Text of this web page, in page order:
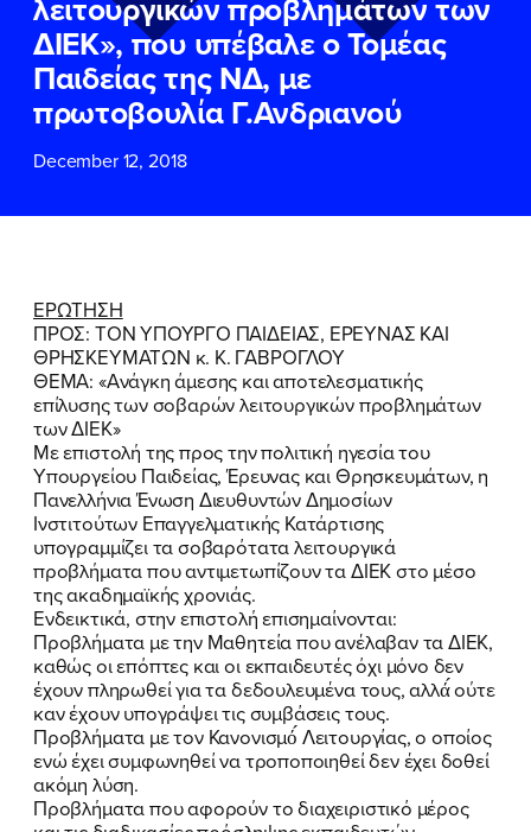
ΔΙΕΚ», που υπέβαλε ο Τομέας
Παιδείας της ΝΔ, με
πρωτοβουλία Γ.Ανδριανού
December 12, 2018
ΕΡΩΤΗΣΗ
ΠΡΟΣ: ΤΟΝ ΥΠΟΥΡΓΟ ΠΑΙΔΕΙΑΣ, ΕΡΕΥΝΑΣ ΚΑΙ
ΘΡΗΣΚΕΥΜΑΤΩΝ κ. Κ. ΓΑΒΡΟΓΛΟΥ
ΘΕΜΑ: «Ανάγκη άμεσης και αποτελεσματικής
επίλυσης των σοβαρών λειτουργικών προβλημάτων
των ΔΙΕΚ»
Με επιστολή της προς την πολιτική ηγεσία του
Υπουργείου Παιδείας, Έρευνας και Θρησκευμάτων, η
Πανελλήνια Ένωση Διευθυντών Δημοσίων
Ινστιτούτων Επαγγελματικής Κατάρτισης
υπογραμμίζει τα σοβαρότατα λειτουργικά
προβλήματα που αντιμετωπίζουν τα ΔΙΕΚ στο μέσο
της ακαδημαϊκής χρονιάς.
Ενδεικτικά, στην επιστολή επισημαίνονται:
Προβλήματα με την Μαθητεία που ανέλαβαν τα ΔΙΕΚ,
καθώς οι επόπτες και οι εκπαιδευτές όχι μόνο δεν
έχουν πληρωθεί για τα δεδουλευμένα τους, αλλά́ ούτε
καν έχουν υπογράψει τις συμβάσεις τους.
Προβλήματα με τον Κανονισμό́ Λειτουργίας, ο οποίος
ενώ έχει συμφωνηθεί να τροποποιηθεί δεν έχει δοθεί
ακόμη λύση.
Προβλήματα που αφορούν το διαχειριστικό μέρος
ΕΠΙΘΕΤΟ*
ΤΗΛΕΦΩΝΟ*
EMAIL
Πολιτικού Γραφείου της Βουλευτού
Νίκης Κεραμέως
ΥΠΟΒΟΛΗ
ΕΠΙΘΕΤΟ*
ΤΗΛΕΦΩΝΟ
EMAIL
Πολιτικού Γραφείου της Βουλευτού
Νίκης Κεραμέως
ΥΠΟΒΟΛΗ